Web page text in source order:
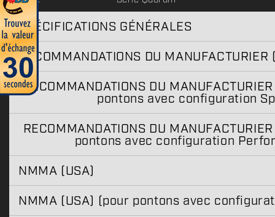
SPÉCIFICATIONS GÉNÉRALES
RECOMMANDATIONS DU MANUFACTURIER
RECOMMANDATIONS DU
pontons avec configuration
RECOMMANDATIONS DU
pontons avec configuration
NMMA (USA)
NMMA (USA) (pour pontons avec